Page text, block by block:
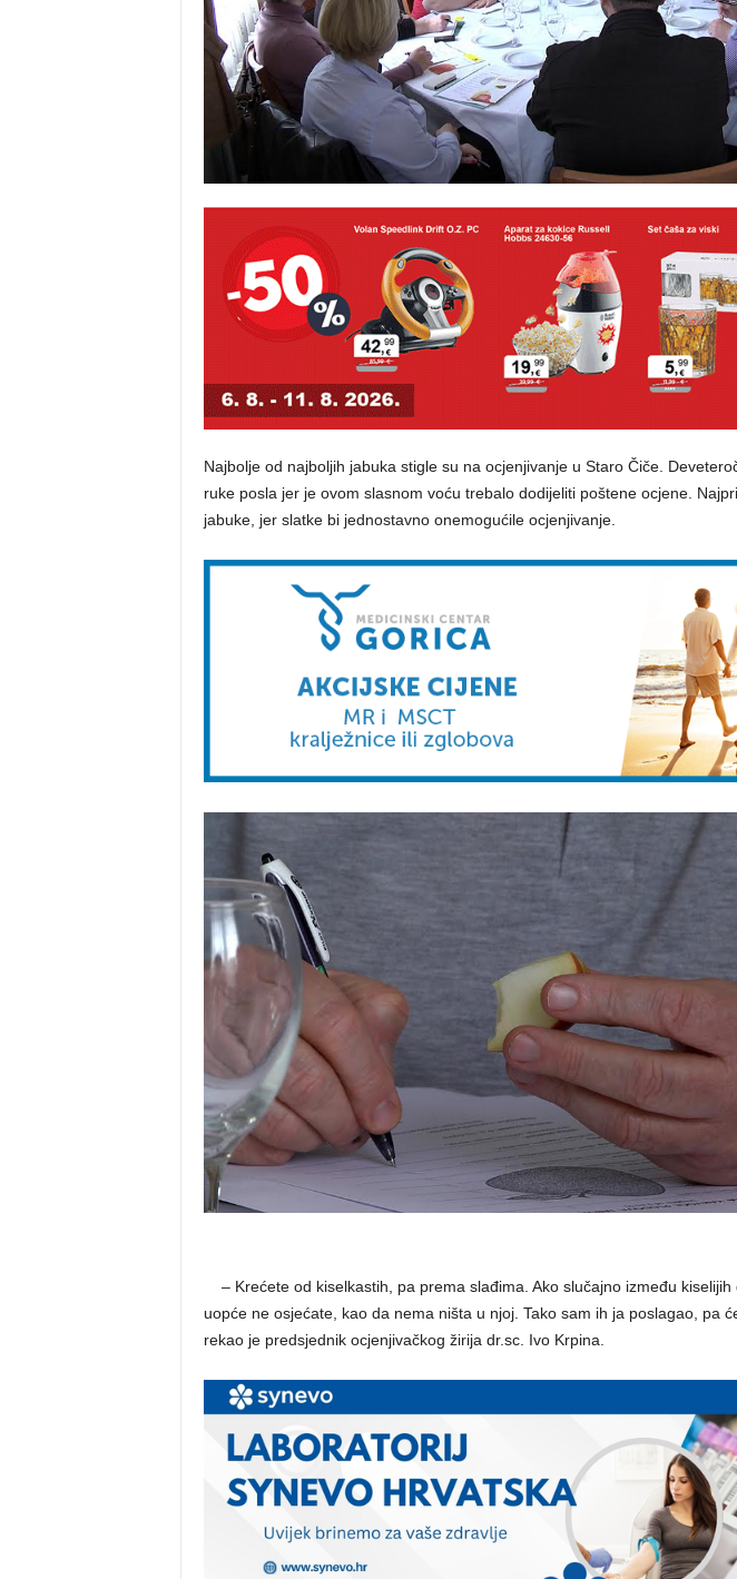
Najbolje od najboljih jabuka stigle su na ocjenjivanje u Staro Čiče.
ruke posla jer je ovom slasnom voću trebalo dodijeliti poštene ocjene.
jabuke, jer slatke bi jednostavno onemogućile ocjenjivanje.
– Krećete od kiselkastih, pa prema slađima. Ako slučajno između
uopće ne osjećate, kao da nema ništa u njoj. Tako sam ih ja poslagao, pa
rekao je predsjednik ocjenjivačkog žirija dr.sc. Ivo Krpina.